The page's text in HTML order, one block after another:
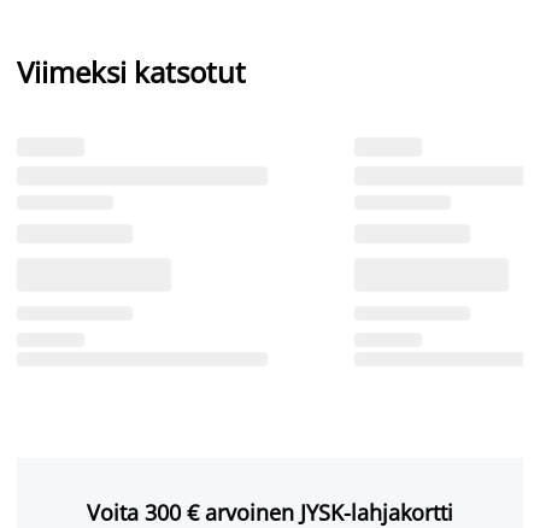
Viimeksi katsotut
Voita 300 € arvoinen JYSK-lahjakortti